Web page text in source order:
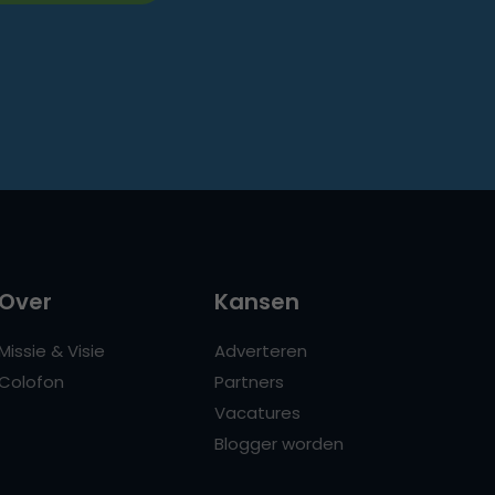
& Visie
Kansen
Adverteren
Partners
Vacatures
Blogger worden